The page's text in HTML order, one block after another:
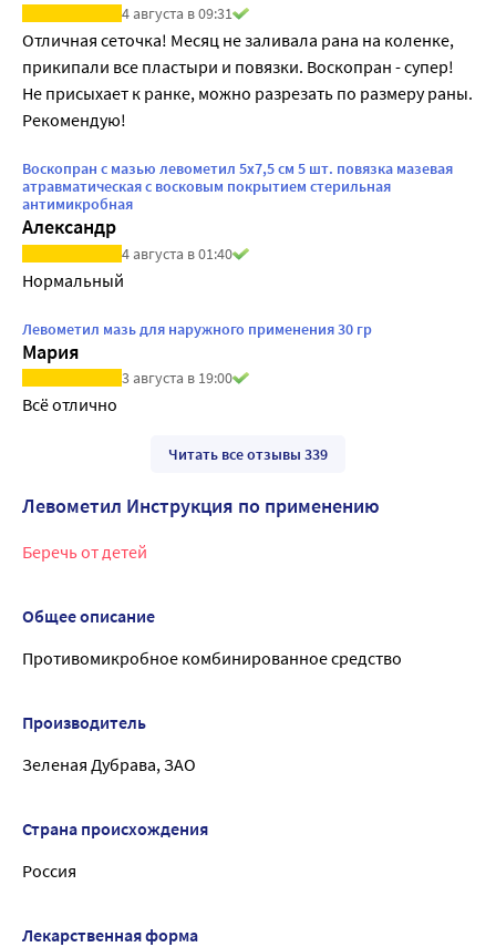
4 августа в 09:31
Отличная сеточка! Месяц не заливала рана на коленке,
прикипали все пластыри и повязки. Воскопран - супер!
Не присыхает к ранке, можно разрезать по размеру раны.
Рекомендую!
Воскопран с мазью левометил 5х7,5 см 5 шт. повязка мазевая
атравматическая с восковым покрытием стерильная
антимикробная
Александр
4 августа в 01:40
Нормальный
Левометил мазь для наружного применения 30 гр
Мария
3 августа в 19:00
Всё отлично
Читать все отзывы 339
Левометил Инструкция по применению
Беречь от детей
Общее описание
Противомикробное комбинированное средство
Производитель
Зеленая Дубрава, ЗАО
Страна происхождения
Россия
Лекарственная форма